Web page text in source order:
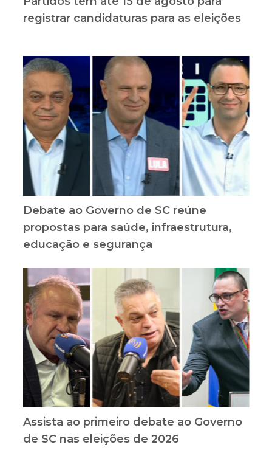
registrar candidaturas para as eleições
Debate ao Governo de SC reúne
propostas para saúde, infraestrutura,
educação e segurança
Assista ao primeiro debate ao Governo
de SC nas eleições de 2026